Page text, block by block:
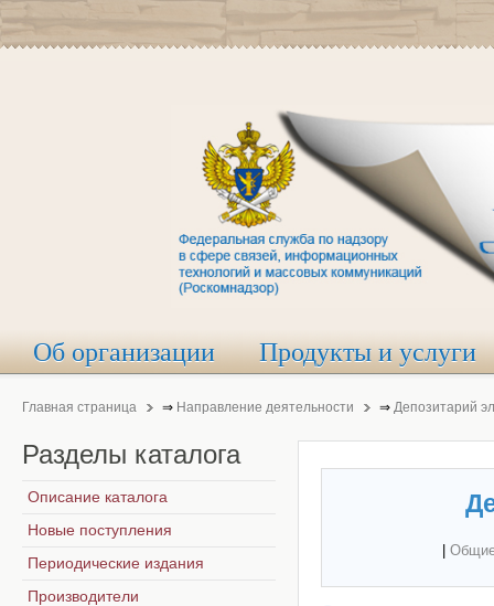
Об организации Продукты и услуги
Главная страница ⇒ Направление деятельности ⇒ Депозитарий
Разделы каталога
Описание каталога
Новые поступления
Периодические издания
Производители